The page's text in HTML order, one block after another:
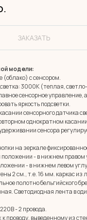
ЗАКАЗАТЬ
модели:
(облако) с сенсором.
3000К (теплая,
сенсорное
яркость подсветки.
сенсорного датчика
однократном
сенсора
на зеркале
- в нижнем правом
- в нижнем левом
2 см., т.е. 16 мм. каркас
полотно бельгийского
Светодиодная лента в
- 2 провода.
проводу, выведенному из